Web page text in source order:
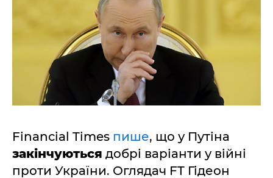
Financial Times пише, що у Путіна
закінчуються добрі варіанти у війні
проти України. Оглядач FT Гідеон